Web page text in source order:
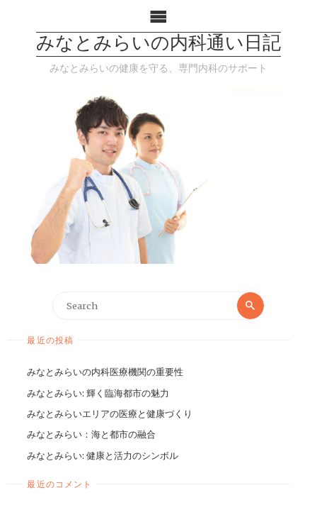
みなとみらいの内科通い日記
みなとみらいの健康を守る、専門内科のサポート
最近の投稿
みなとみらいの内科医療機関の重要性
みなとみらい: 輝く臨海都市の魅力
みなとみらいエリアの医療と健康づくり
みなとみらい：海と都市の融合
みなとみらい: 健康と活力のシンボル
最近のコメント